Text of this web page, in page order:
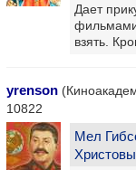
Дает
взять.
yrenson
10822
Мел